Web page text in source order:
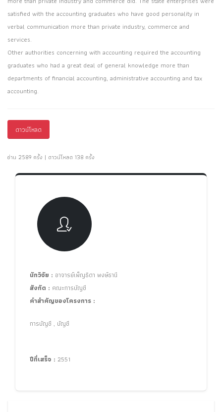
satisfied with the accounting graduates who have good personality in
verbal communication more than private industry, commerce and
services.
Other authorities concerning with accounting required the accounting
graduates who had a great deal of general knowledge more than
departments of financial accounting, administrative accounting and tax
accounting.
ดาวน์โหลด
อ่าน 2589 ครั้ง | ดาวน์โหลด 138 ครั้ง
นักวิจัย : อาจารย์เพ็ญธิดา พงษ์ธานี
สังกัด : คณะการบัญชี
คำสำคัญของโครงการ :
การบัญชี , บัญชี
ปีที่เสร็จ : 2551